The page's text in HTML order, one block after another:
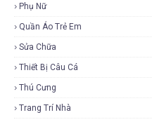
Phụ Nữ
Quần Áo Trẻ Em
Sửa Chữa
Thiết Bị Câu Cá
Thú Cưng
Trang Trí Nhà